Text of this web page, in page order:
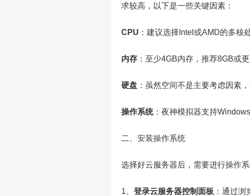
求较高，以下是一些关键因素：
CPU ：建议选择Intel或AMD的多核
内存 ：至少4GB内存，推荐8GB或
硬盘 ：虽然空间不是主要考虑因素
操作系统：夜神模拟器支持
二、安装操作系统
选择好云服务器后，需要进行操作
1、 登录云服务器控制面板 ：通过浏